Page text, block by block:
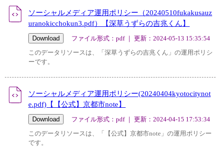
ソーシャルメディア運用ポリシー（20240510fukakusauz
uranokicchokun3.pdf）【深草うずらの吉兆くん】
ファイル形式：pdf ｜ 更新：2024-05-13 15:35:54
このデータリソースは、「深草うずらの吉兆くん」の運用ポリシ
ーです。
ソーシャルメディア運用ポリシー(20240404kyotocitynot
e.pdf)【【公式】京都市note】
ファイル形式：pdf ｜ 更新：2024-04-15 17:53:34
このデータリソースは、「【公式】京都市note」の運用ポリシー
です。